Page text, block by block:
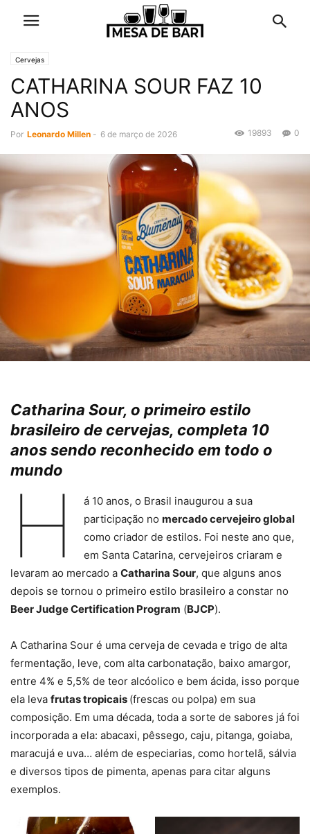
Cervejas
CATHARINA SOUR FAZ 10
ANOS
Por Leonardo Millen - 6 de março de 2026 0
19893
Catharina Sour, o primeiro estilo
brasileiro de cervejas, completa 10
anos sendo reconhecido em todo o
mundo
H
á 10 anos, o Brasil inaugurou a sua
participação no mercado cervejeiro global
como criador de estilos. Foi neste ano que,
em Santa Catarina, cervejeiros criaram e
levaram ao mercado a Catharina Sour, que alguns anos
depois se tornou o primeiro estilo brasileiro a constar no
Beer Judge Certification Program (BJCP).
A Catharina Sour é uma cerveja de cevada e trigo de alta
fermentação, leve, com alta carbonatação, baixo amargor,
entre 4% e 5,5% de teor alcóolico e bem ácida, isso porque
ela leva frutas tropicais (frescas ou polpa) em sua
composição. Em uma década, toda a sorte de sabores já foi
incorporada a ela: abacaxi, pêssego, caju, pitanga, goiaba,
maracujá e uva… além de especiarias, como hortelã, sálvia
e diversos tipos de pimenta, apenas para citar alguns
exemplos.